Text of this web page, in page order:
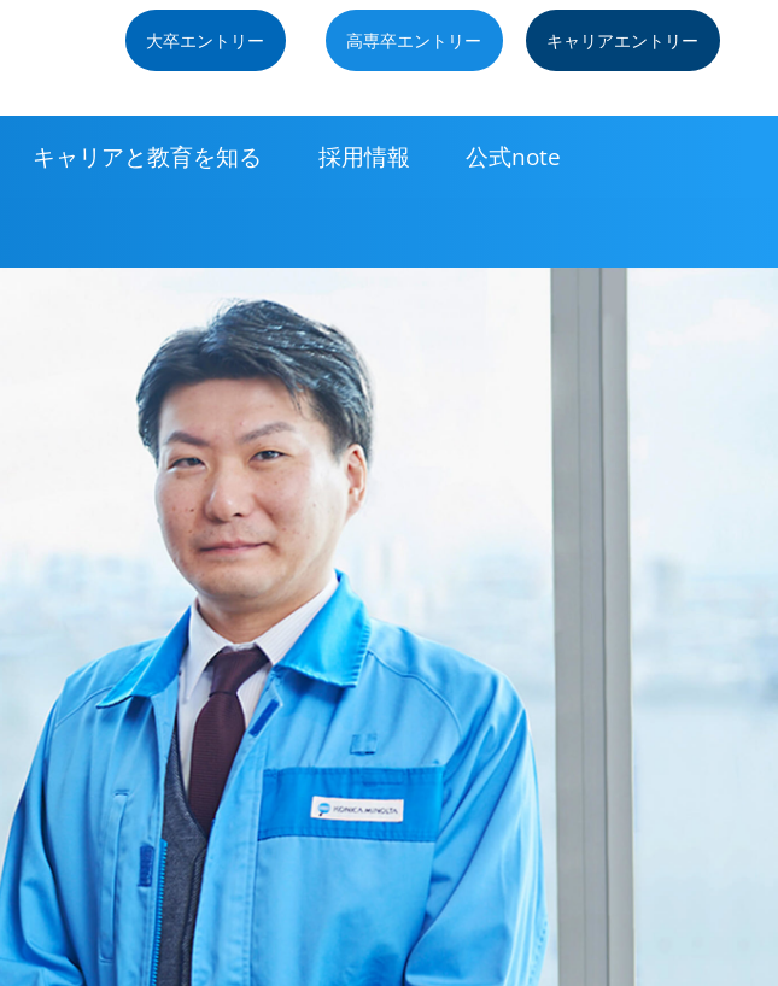
大卒エントリー 高専卒エントリー キャリアエントリー
キャリアと教育を知る 採用情報 公式note